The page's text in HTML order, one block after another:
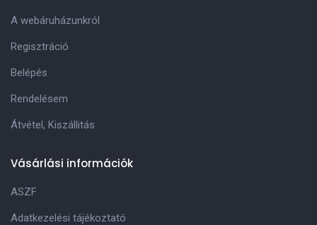
A webáruházunkról
Regisztráció
Belépés
Rendelésem
Átvétel, Kiszállitás
Vásárlási információk
ASZF
Adatkezelési tájékoztató